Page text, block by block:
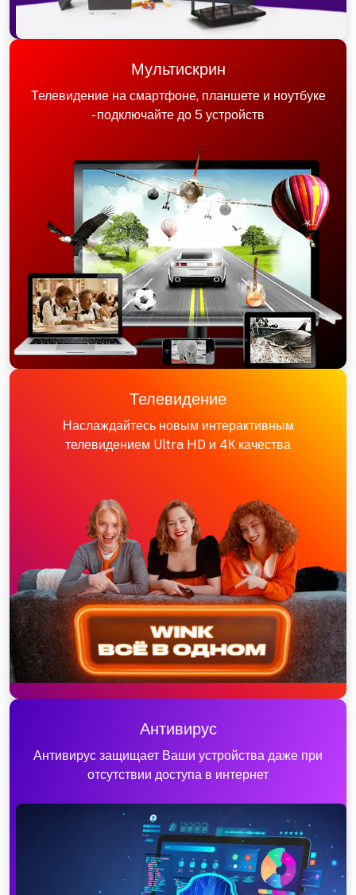
Мультискрин
Телевидение на смартфоне, планшете и ноутбуке
- подключайте до 5 устройств
Телевидение
Наслаждайтесь новым интерактивным
телевидением Ultra HD и 4К качества
Антивирус
Антивирус защищает Ваши устройства даже при
отсутствии доступа в интернет